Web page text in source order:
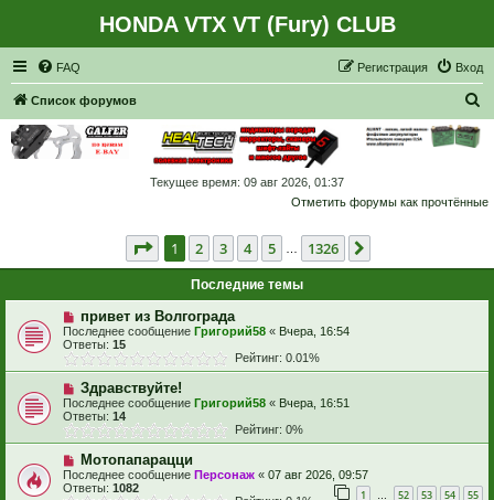
HONDA VTX VT (Fury) CLUB
FAQ Вход
Регистрация
Список форумов
к
Текущее время: 09 авг 2026, 01:37
Отметить форумы как прочтённые
Страница из 1326
1 2 3 4 5 1326
Последние темы
привет из Волгограда
Последнее сообщение Григорий58 « Вчера, 16:54
Ответы: 15
Рейтинг: 0.01%
Здравствуйте!
Последнее сообщение Григорий58 « Вчера, 16:51
Ответы: 14
Рейтинг: 0%
Мотопапарацци
Последнее сообщение Персонаж « 07 авг 2026, 09:57
Ответы: 1082 1 … 52 53 54 55